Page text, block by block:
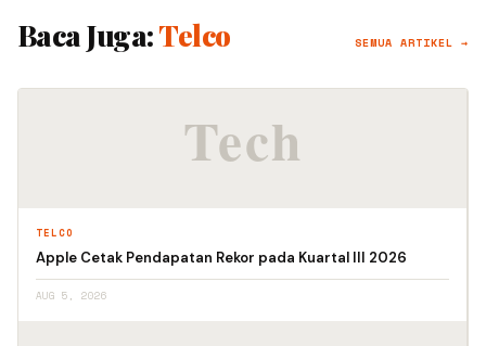
Baca Juga:Telco SEMUA ARTIKEL →
TELCO
Apple Cetak Pendapatan Rekor pada Kuartal III 2026
AUG 5, 2026